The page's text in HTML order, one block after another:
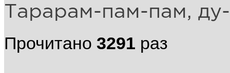
Тарарам-пам-пам,
Прочитано 3291 раз